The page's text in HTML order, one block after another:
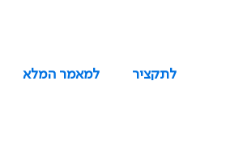
לתקציר
למאמר המלא